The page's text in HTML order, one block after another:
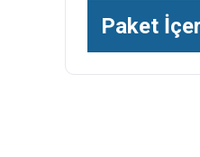
Paket
Bu ürünün fiyat